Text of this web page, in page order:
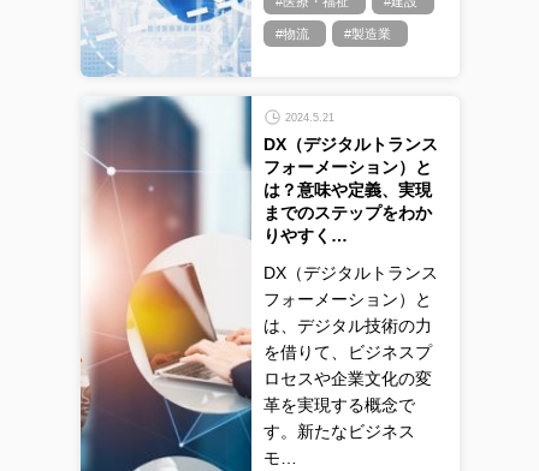
#物流 #製造業
2024.5.21
DX（デジタルトランス
フォーメーション）と
は？意味や定義、実現
までのステップをわか
りやすく…
DX（デジタルトランス
フォーメーション）と
は、デジタル技術の力
を借りて、ビジネスプ
ロセスや企業文化の変
革を実現する概念で
す。新たなビジネス
モ…